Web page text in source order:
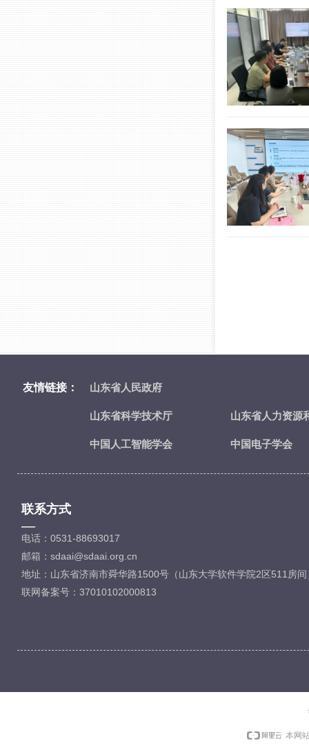
联系方式
—
电话：0531-88693017
邮箱：sdaai@sdaai.org.cn
地址：山东省济南市舜华路1500号（山东大学软件学院2区511房间
联网备案号：37010102000813
友情链接： 山东省人民政府
山东省科学技术厅 山东省人力资源
中国人工智能学会 中国电子学会
本网